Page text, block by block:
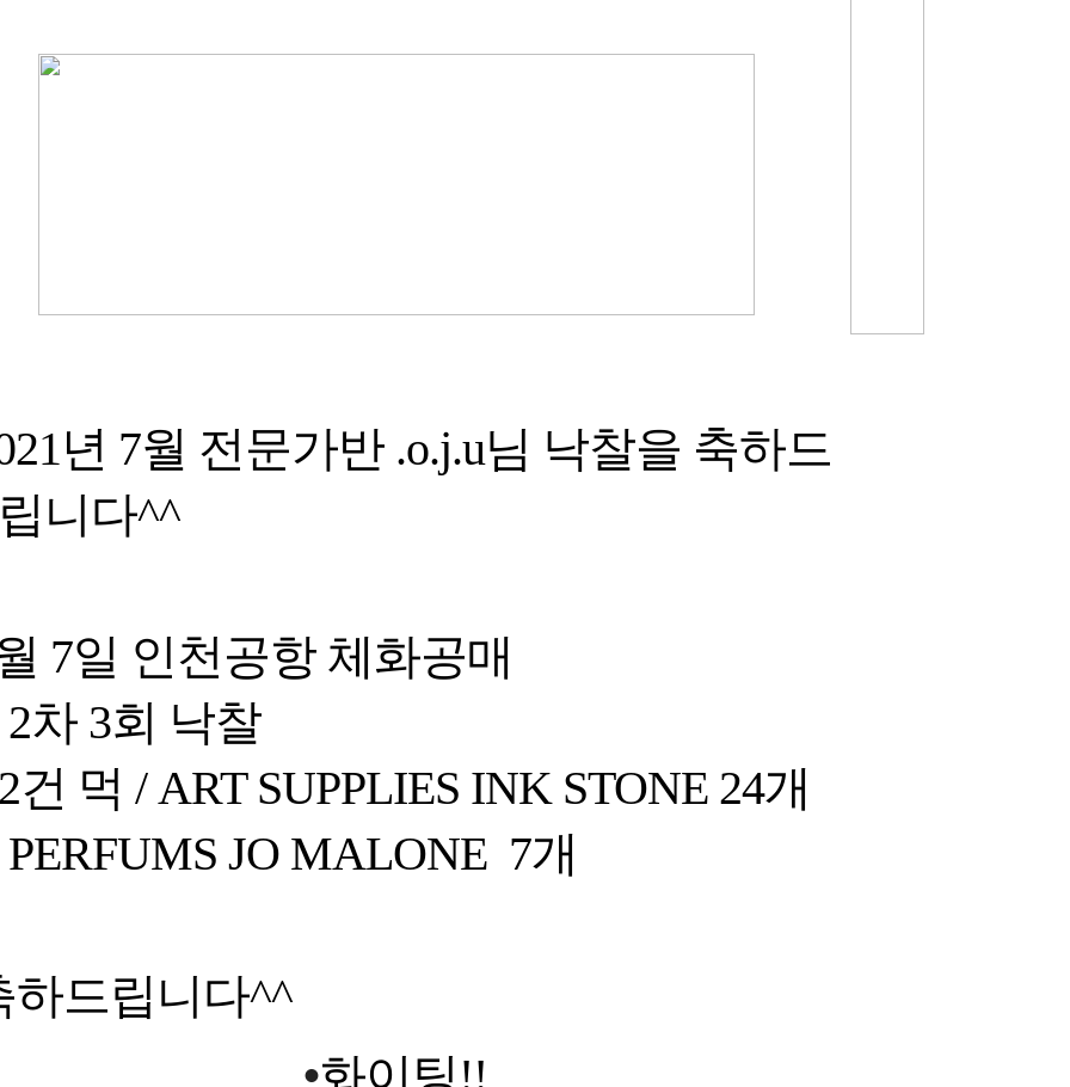
년 7월 전문가반 .o.j.u님 낙찰을 축하드
니다^^
7일 인천공항 체화공매
2차 3회 낙찰
건 먹/ ART SUPPLIES INK STONE 24개
PERFUMS JO MALONE 7개
하드립니다^^
•화이팅 !!